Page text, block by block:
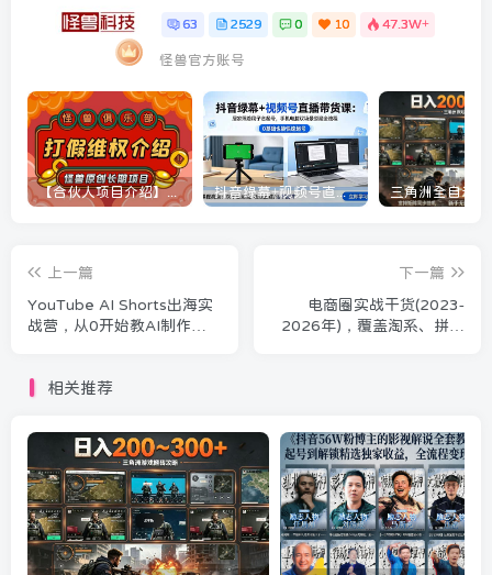
63 2529 0 10 47.3W+
怪兽官方账号
【合伙人项目介绍】打假维权项目介绍 抖音绿幕+视频号直播带货课：居家照着稿子念起号，手机电脑双场景搭建全流程
上一篇
YouTube AI Shorts出海实
战营，从0开始教AI制作
路径
下一篇
电商圈实战干货(2023-
2026年)，覆盖淘系、拼多
相关推荐